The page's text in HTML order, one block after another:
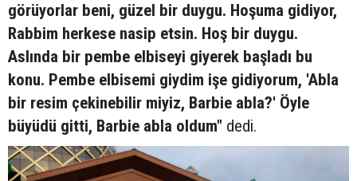
görüyorlar beni, güzel bir duygu. Hoşuma gidiyor,
Rabbim herkese nasip etsin. Hoş bir duygu.
Aslında bir pembe elbiseyi giyerek başladı bu
konu. Pembe elbisemi giydim işe gidiyorum, 'Abla
bir resim çekinebilir miyiz, Barbie abla?' Öyle
büyüdü gitti, Barbie abla oldum" dedi.